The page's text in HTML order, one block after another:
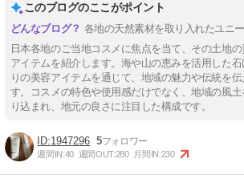
このブログのここがポイント
各地の天然素材を取り入れたユニ
日本各地のご当地コスメに焦点を当て、その土地
アイテムを紹介します。海や山の恵みを活用した
りの美容アイテムを通じて、地域の魅力や伝統を
す。コスメの特色や使用感だけでなく、地域の風
り込まれ、地元の良さに注目した構成です。
1947296 5
週間IN:40 週間OUT:280 月間IN:230